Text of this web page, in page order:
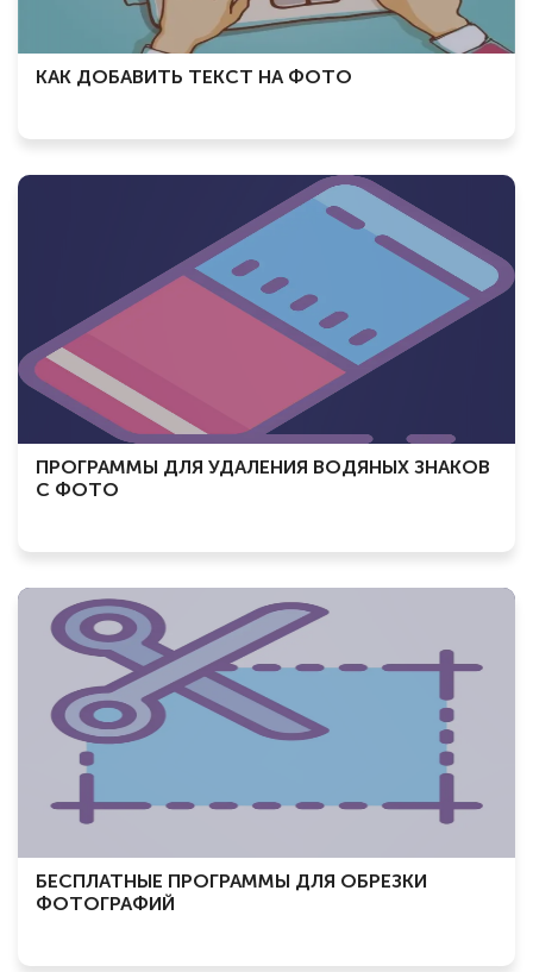
КАК ДОБАВИТЬ ТЕКСТ НА ФОТО
ПРОГРАММЫ ДЛЯ УДАЛЕНИЯ ВОДЯНЫХ ЗНАКОВ
С ФОТО
БЕСПЛАТНЫЕ ПРОГРАММЫ ДЛЯ ОБРЕЗКИ
ФОТОГРАФИЙ